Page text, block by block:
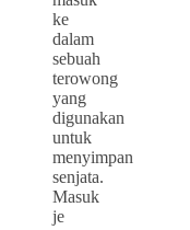
ke
dalam
sebuah
terowong
yang
digunakan
untuk
menyimpan
senjata.
Masuk
je